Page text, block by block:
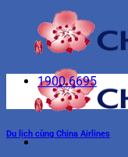
1900 6695
Du lịch cùng China Airlines